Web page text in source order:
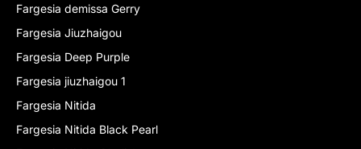
Fargesia demissa Gerry
Fargesia Jiuzhaigou
Fargesia Deep Purple
Fargesia jiuzhaigou 1
Fargesia Nitida
Fargesia Nitida Black Pearl